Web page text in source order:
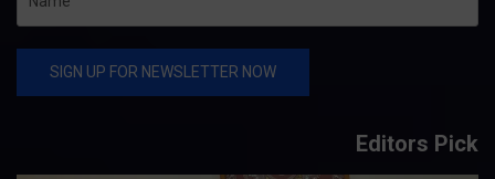
Editors Pick